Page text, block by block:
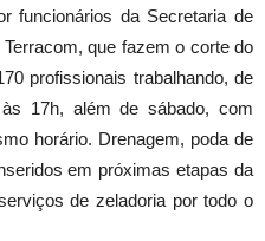
funcionários da Secretaria de
que fazem o corte do
profissionais trabalhando, de
17h, além de sábado, com
horário. Drenagem, poda de
em próximas etapas da
de zeladoria por todo o